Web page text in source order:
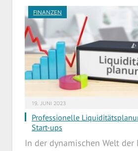
FINANZEN
19. JUNI 2023
Professionelle
Start-ups
In der dynamischen Welt der